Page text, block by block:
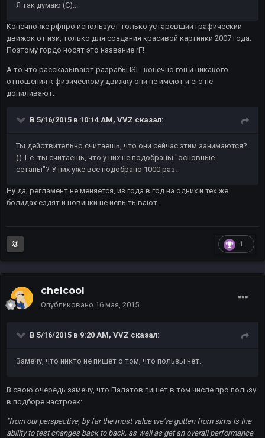
Я так думаю (С)...
Конечно же рфпро использует только устаревший графический
движок от изи, только для создания красивой картинки 2007 года.
Поэтому гордо носят это название rF!
А то что рассказывают разрабы ISI - конечно гон и никакого
отношения к физическому движку они не имеют и его не
допиливают.
В 5/16/2015 в 10:14 AM, VVZ сказал:
Ты действительно считаешь, что они сейчас этим занимаются?
)) Т.е. ты считаешь, что у них не подобраны "основные
сетапы"? У них уже всё подобрано 1000 раз.
Ну да, регламент не меняется, из года в год на одних и тех же
болидах ездят и новинки не испытывают.
1
chelcool
Опубликовано 16 мая, 2015
В 5/16/2015 в 9:20 AM, VVZ сказал:
Замечу, что никто не пишет о том, что пользы нет.
В свою очередь замечу, что Палатов пишет в том числе про пользу
в подборе настроек:
"from our perspective, by far the most value we've gotten from sims is the
ability to test changes back to back, as well as get an overall performance